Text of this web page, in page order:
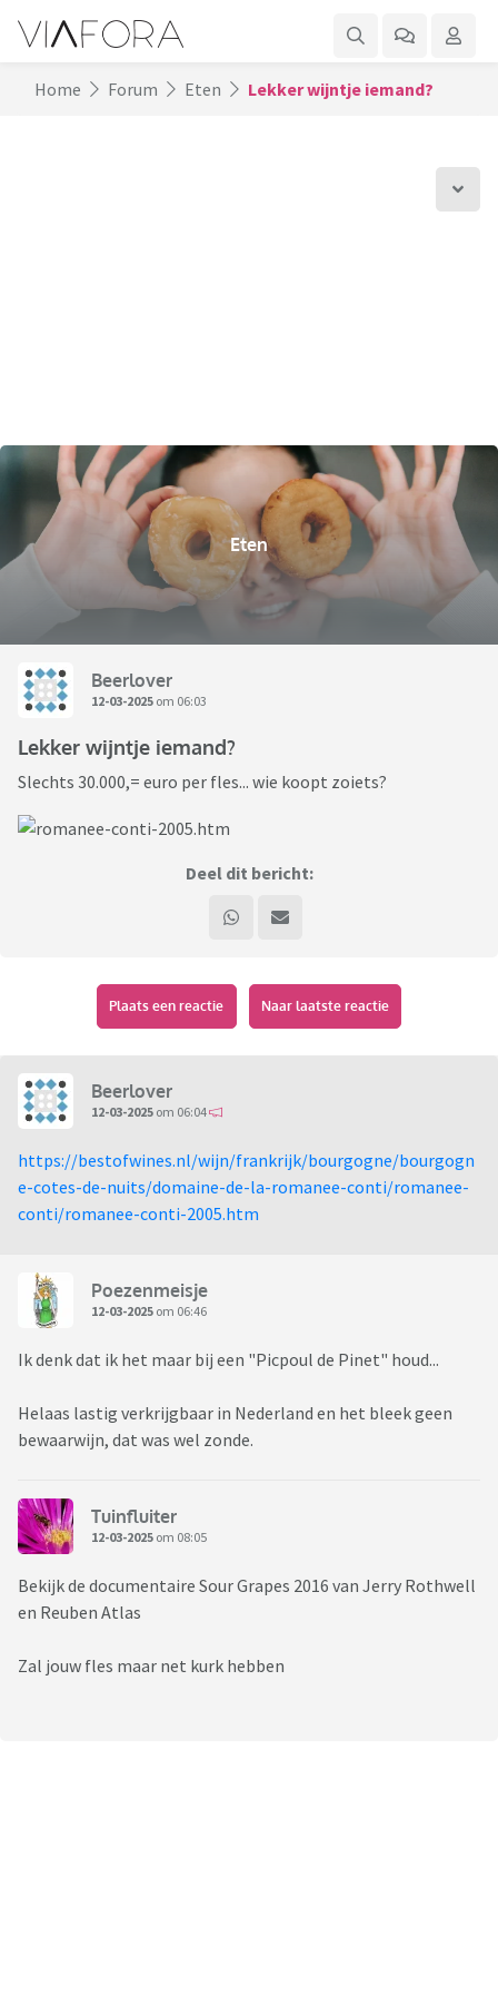
Home Forum Eten Lekker wijntje iemand?
Eten
Beerlover
12-03-2025 om 06:03
Lekker wijntje iemand?
Slechts 30.000,= euro per fles... wie koopt zoiets?
Deel dit bericht:
Plaats een reactie Naar laatste reactie
Beerlover
12-03-2025 om 06:04
https://bestofwines.nl/wijn/frankrijk/bourgogne/bourgogn
e-cotes-de-nuits/domaine-de-la-romanee-conti/romanee-
conti/romanee-conti-2005.htm
Poezenmeisje
12-03-2025 om 06:46
Ik denk dat ik het maar bij een "Picpoul de Pinet" houd...
Helaas lastig verkrijgbaar in Nederland en het bleek geen
bewaarwijn, dat was wel zonde.
Tuinfluiter
12-03-2025 om 08:05
Bekijk de documentaire Sour Grapes 2016 van Jerry Rothwell
en Reuben Atlas
Zal jouw fles maar net kurk hebben